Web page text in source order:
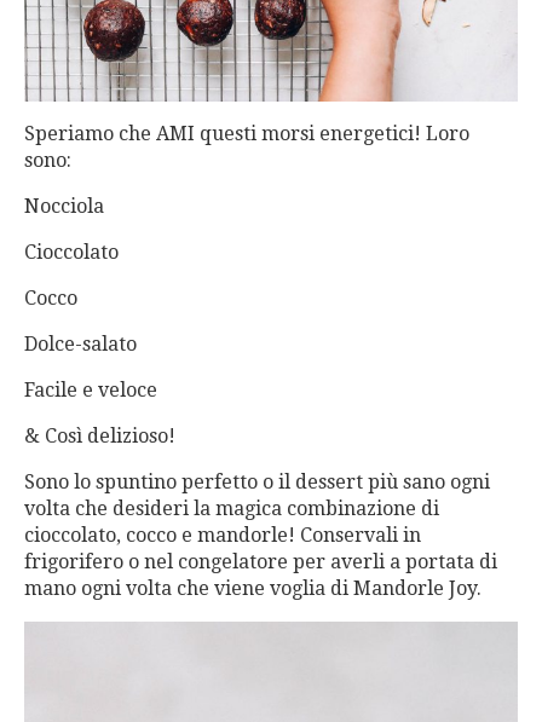
Speriamo che AMI questi morsi energetici! Loro
sono:
Nocciola
Cioccolato
Cocco
Dolce-salato
Facile e veloce
& Così delizioso!
Sono lo spuntino perfetto o il dessert più sano ogni
volta che desideri la magica combinazione di
cioccolato, cocco e mandorle! Conservali in
frigorifero o nel congelatore per averli a portata di
mano ogni volta che viene voglia di Mandorle Joy.